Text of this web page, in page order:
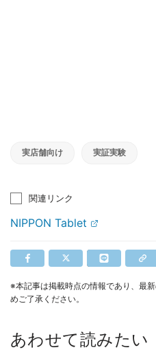
実店舗向け 実証実験
関連リンク
NIPPON Tablet
※本記事は掲載時点の情報であり、最
めご了承ください。
あわせて読みたい